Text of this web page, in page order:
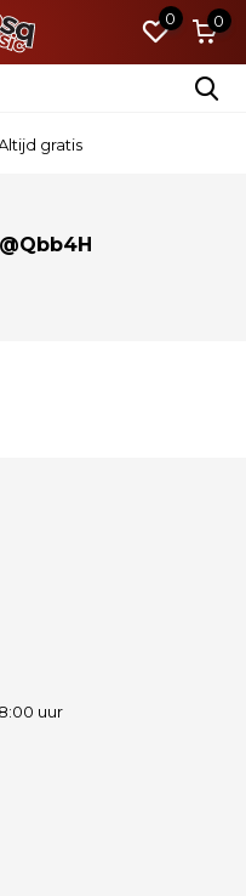
0 0
gratis
uur